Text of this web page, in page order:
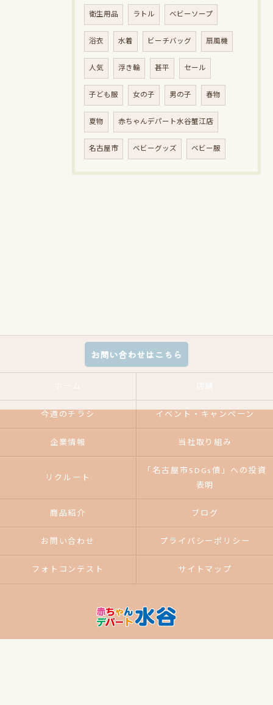
衛生用品 ラトル ベビーソープ
浴衣 水着 ビーチバッグ 扇風機
人気 浮き輪 甚平 セール
子ども服 女の子 男の子 春物
夏物 赤ちゃんデパート水谷蟹江店
名古屋市 ベビーグッズ ベビー服
お問い合わせはこちら
今週のチラシ イベント・キャンペーン
企業情報 当社取り組み
リクルート
「名古屋市SDGs債」への投資
表明
商品紹介 ブログ
お問い合わせ プライバシーポリシー
フォトコンテスト サイトマップ